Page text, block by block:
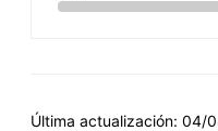
Última actualización: 04/